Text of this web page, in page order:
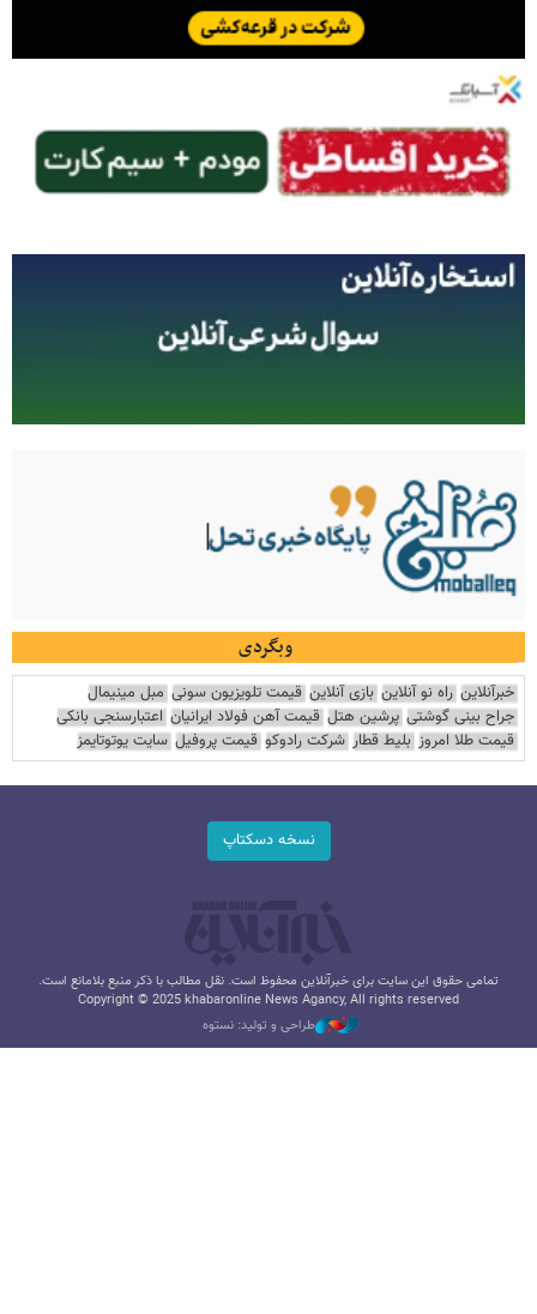
وبگردی
خبرآنلاین راه نو آنلاین بازی آنلاین قیمت تلویزیون سونی مبل مینیمال
جراح بینی گوشتی پرشین هتل قیمت آهن فولاد ایرانیان اعتبارسنجی بانکی
قیمت طلا امروز بلیط قطار شرکت رادوکو قیمت پروفیل سایت یوتوتایمز
نسخه دسکتاپ
تمامی حقوق این سایت برای خبرآنلاین محفوظ است. نقل مطالب با ذکر منبع بلامانع است.
Copyright © 2025 khabaronline News Agancy, All rights reserved
طراحی و تولید: نستوه